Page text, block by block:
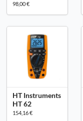
98,00 €
HT Instruments
HT 62
154,16 €